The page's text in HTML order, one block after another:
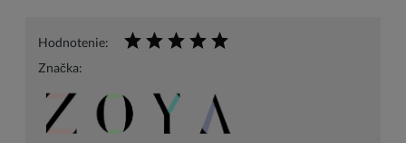
Hodnotenie:
Značka: